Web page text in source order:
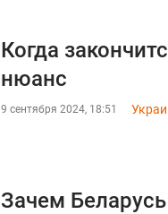
Когда
нюанс
9 сентября 2024, 18:51
Зачем